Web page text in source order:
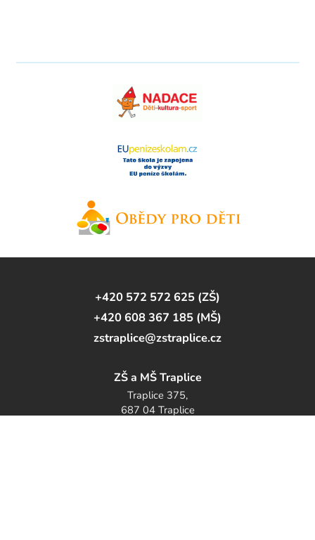
+420 572 572 625 (ZŠ)
+420 608 367 185 (MŠ)
zstraplice@zstraplice.cz
ZŠ a MŠ Traplice
Traplice 375,
687 04 Traplice